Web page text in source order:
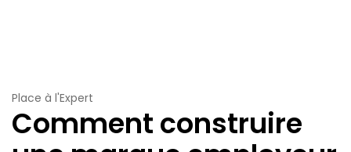
Place à l'Expert
Comment construire